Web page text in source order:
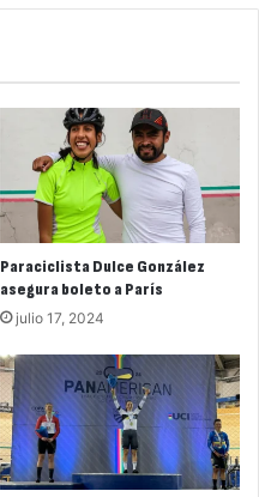
Paraciclista Dulce González
asegura boleto a París
julio 17, 2024